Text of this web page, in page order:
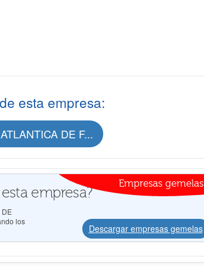
de esta empresa:
DE F...
Empresas gemelas
empresa?
los
Descargar empresas gemelas